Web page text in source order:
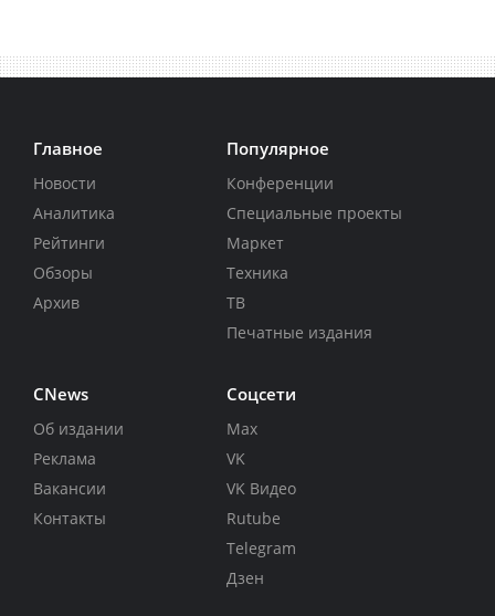
Главное
Новости
Аналитика
Рейтинги
Обзоры
Архив
Популярное
Конференции
Специальные проекты
Маркет
Техника
ТВ
Печатные издания
CNews
Об издании
Реклама
Вакансии
Контакты
Соцсети
Max
VK
VK Видео
Rutube
Telegram
Дзен